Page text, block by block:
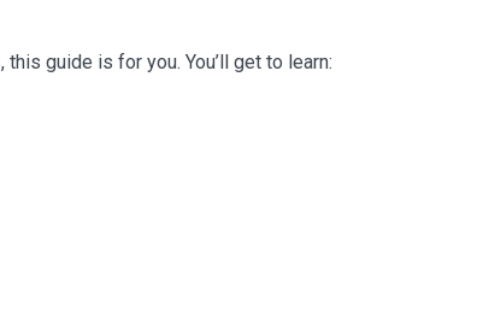
guide is for you. You’ll get to learn: